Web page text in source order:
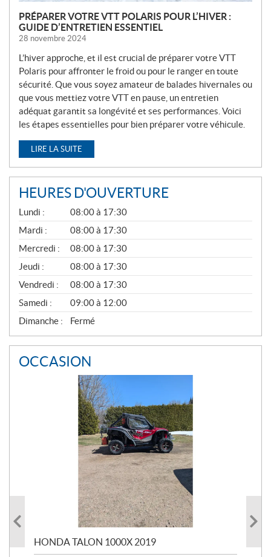
PRÉPARER VOTRE VTT POLARIS POUR L’HIVER :
GUIDE D’ENTRETIEN ESSENTIEL
28 novembre 2024
L’hiver approche, et il est crucial de préparer votre VTT
Polaris pour affronter le froid ou pour le ranger en toute
sécurité. Que vous soyez amateur de balades hivernales ou
que vous mettiez votre VTT en pause, un entretien
adéquat garantit sa longévité et ses performances. Voici
les étapes essentielles pour bien préparer votre véhicule.
LIRE LA SUITE
HEURES D'OUVERTURE
G
É
N
É
R
A
L
Lundi :
08:00 à 17:30
Mardi :
08:00 à 17:30
Mercredi :
08:00 à 17:30
Jeudi :
08:00 à 17:30
Vendredi :
08:00 à 17:30
Samedi :
09:00 à 12:00
Dimanche :
Fermé
OCCASION
HONDA TALON 1000X 2019